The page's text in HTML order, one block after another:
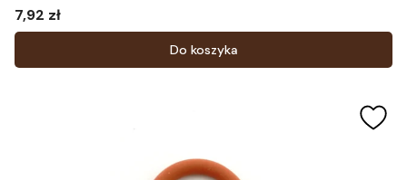
Cena
7,92 zł
Do koszyka